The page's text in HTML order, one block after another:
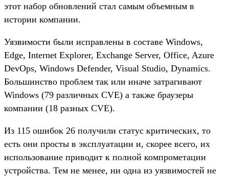
этот набор обновлений стал самым объемным в
истории компании.
Уязвимости были исправлены в составе Windows,
Edge, Internet Explorer, Exchange Server, Office, Azure
DevOps, Windows Defender, Visual Studio, Dynamics.
Большинство проблем так или иначе затрагивают
Windows (79 различных CVE) а также браузеры
компании (18 разных CVE).
Из 115 ошибок 26 получили статус критических, то
есть они просты в эксплуатации и, скорее всего, их
использование приводит к полной компрометации
устройства. Тем не менее, ни одна из уязвимостей не